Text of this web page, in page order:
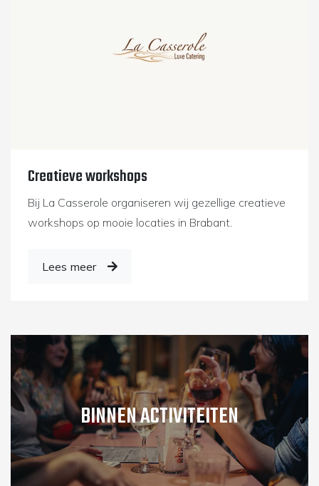
Creatieve workshops
Bij La Casserole organiseren wij gezellige creatieve
workshops op mooie locaties in Brabant.
Lees meer
BINNEN ACTIVITEITEN